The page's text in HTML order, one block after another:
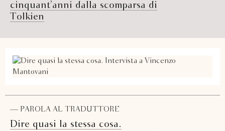
cinquant’anni dalla scomparsa di
Tolkien
— PAROLA AL TRADUTTORE
Dire quasi la stessa cosa.